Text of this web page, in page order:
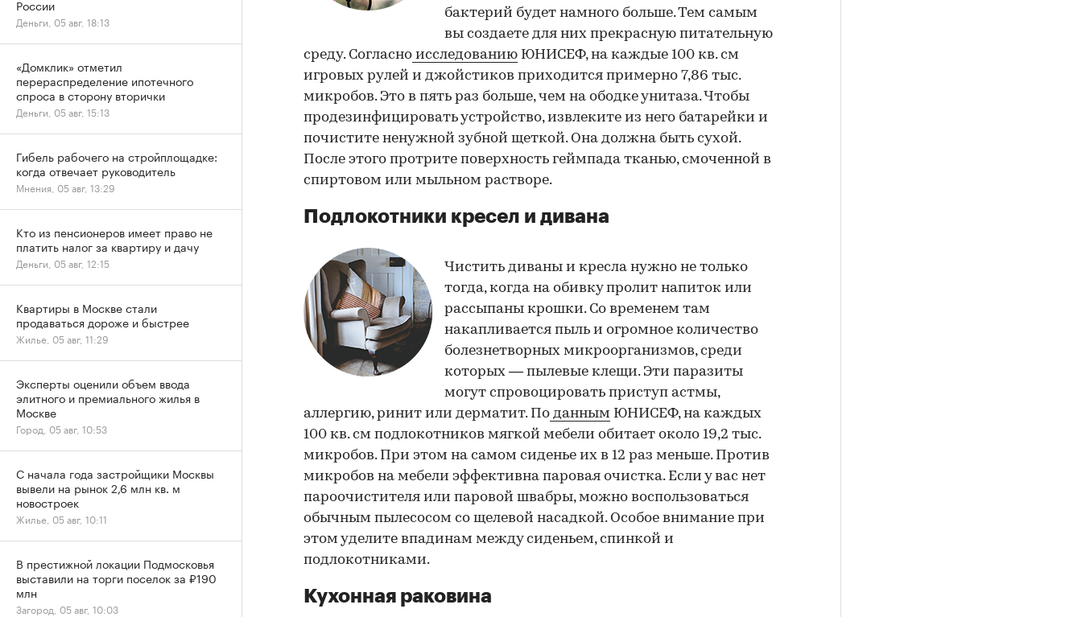
бактерий будет намного больше. Тем самым
вы создаете для них прекрасную питательную
среду. Согласно исследованию ЮНИСЕФ, на каждые 100 кв. см
игровых рулей и джойстиков приходится примерно 7,86 тыс.
микробов. Это в пять раз больше, чем на ободке унитаза. Чтобы
продезинфицировать устройство, извлеките из него батарейки и
почистите ненужной зубной щеткой. Она должна быть сухой.
После этого протрите поверхность геймпада тканью, смоченной в
спиртовом или мыльном растворе.
Подлокотники кресел и дивана
Чистить диваны и кресла нужно не только
тогда, когда на обивку пролит напиток или
рассыпаны крошки. Со временем там
накапливается пыль и огромное количество
болезнетворных микроорганизмов, среди
которых — пылевые клещи. Эти паразиты
могут спровоцировать приступ астмы,
аллергию, ринит или дерматит. По данным ЮНИСЕФ, на каждых
100 кв. см подлокотников мягкой мебели обитает около 19,2 тыс.
микробов. При этом на самом сиденье их в 12 раз меньше. Против
микробов на мебели эффективна паровая очистка. Если у вас нет
пароочистителя или паровой швабры, можно воспользоваться
обычным пылесосом со щелевой насадкой. Особое внимание при
этом уделите впадинам между сиденьем, спинкой и
подлокотниками.
Кухонная раковина
России
Деньги, 05 авг, 18:13
«Домклик» отметил
перераспределение ипотечного
спроса в сторону вторички
Деньги, 05 авг, 15:13
Гибель рабочего на стройплощадке:
когда отвечает руководитель
Мнения, 05 авг, 13:29
Кто из пенсионеров имеет право не
платить налог за квартиру и дачу
Деньги, 05 авг, 12:15
Квартиры в Москве стали
продаваться дороже и быстрее
Жилье, 05 авг, 11:29
Эксперты оценили объем ввода
элитного и премиального жилья в
Москве
Город, 05 авг, 10:53
С начала года застройщики Москвы
вывели на рынок 2,6 млн кв. м
новостроек
Жилье, 05 авг, 10:11
В престижной локации Подмосковья
выставили на торги поселок за ₽190
млн
Загород, 05 авг, 10:03